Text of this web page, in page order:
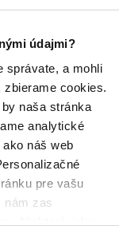
údajmi?
správate, a mohli
cookies.
naša stránka
analytické
náš web
pre vašu
nám zas